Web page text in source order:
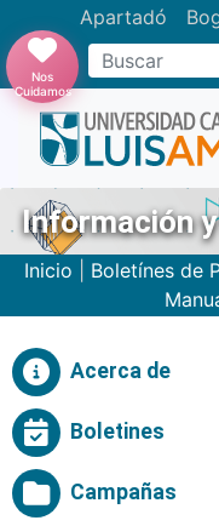
Apartadó
Buscar
Nos
Cuidamos
Información
Inicio Boletínes de
Acerca de
Boletines
Campañas